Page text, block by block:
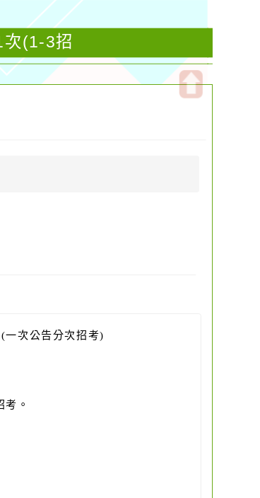
(1-3招
(一次公告分次招考)
。